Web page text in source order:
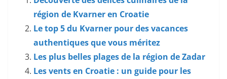
région de Kvarner en Croatie
Le top 5 du Kvarner pour des vacances
authentiques que vous méritez
Les plus belles plages de la région de Zadar
Les vents en Croatie : un guide pour les